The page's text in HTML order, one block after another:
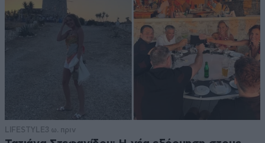
LIFESTYLE3 ω. πριν